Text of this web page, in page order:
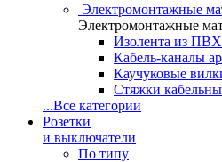
Электромонтажные
Электромонтажные
Изолента из ПВХ
Кабель-каналы
Каучуковые
Стяжки
...Все категории
Розетки
и выключатели
По типу